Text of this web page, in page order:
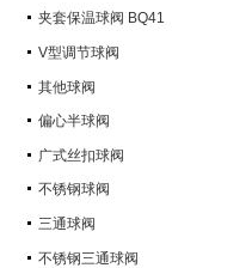
Q347Y,Q347F
夹套保温球阀 BQ41
V型调节球阀
其他球阀
偏心半球阀
广式丝扣球阀
不锈钢球阀
三通球阀
不锈钢三通球阀